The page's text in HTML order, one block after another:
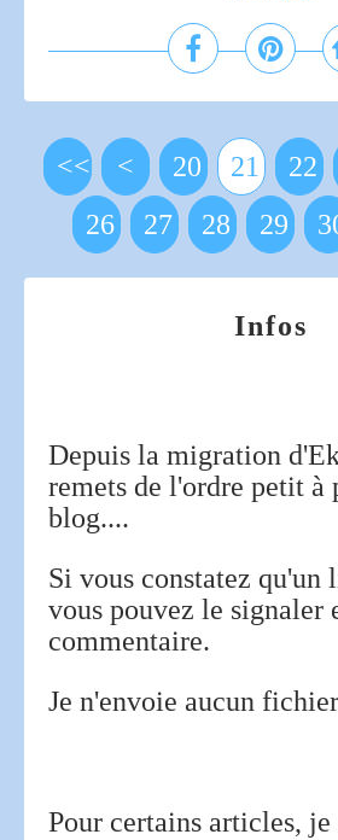
<< < 10
20 21 22
26
27 28 29
Infos
Depuis la migration
remets de l'ordre petit à
blog....
Si vous constatez qu'un
vous pouvez le signaler
commentaire.
Je n'envoie aucun
Pour certains articles, je